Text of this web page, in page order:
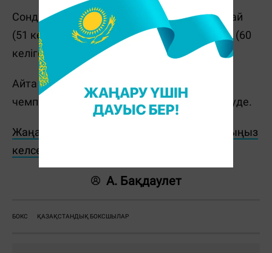
Сондай-ақ жартылай финалға Диас Берікбай
(51 келіге дейін) мен Нурислам Қалдыбаев (60
келіге дейін) шықты.
Айта кетейік, жастар арасындағы Азия
чемпионаты 10–24 мамыр аралығында өтуде.
Жаңалықтарды бәрінен бұрын біліп отырғыңыз
келсе, Telegram-арнамызға жазылыңыз!
А. Бақдаулет
БОКС ҚАЗАҚСТАНДЫҚ БОКСШЫЛАР